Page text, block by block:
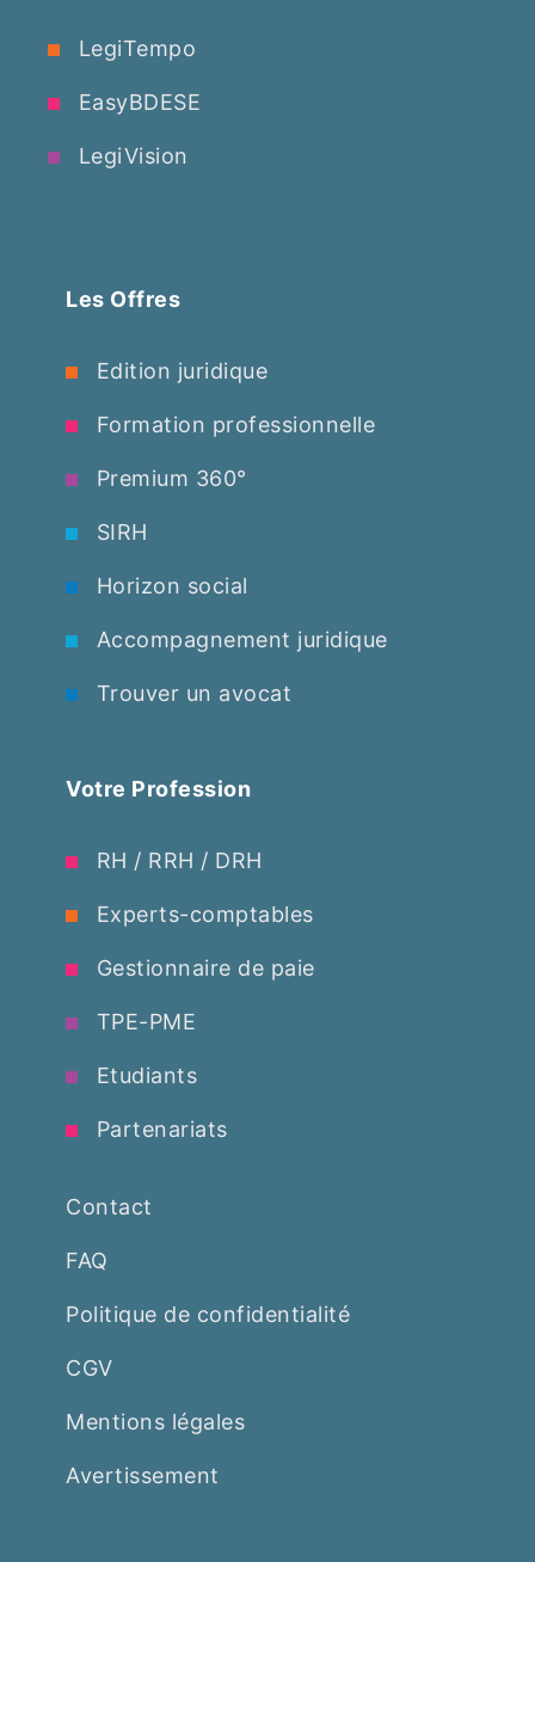
LegiTempo
EasyBDESE
LegiVision
Les Offres
Edition juridique
Formation professionnelle
Premium 360°
SIRH
Horizon social
Accompagnement juridique
Trouver un avocat
Votre Profession
RH / RRH / DRH
Experts-comptables
Gestionnaire de paie
TPE-PME
Etudiants
Partenariats
Contact
FAQ
Politique de confidentialité
CGV
Mentions légales
Avertissement